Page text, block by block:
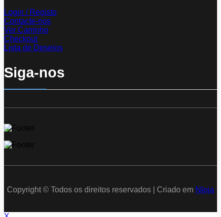
Login / Registo
Contacte-nos
Ver Carrinho
Checkout
Lista de Desejos
Siga-nos
Copyright © Todos os direitos reservados | Criado em Nloja